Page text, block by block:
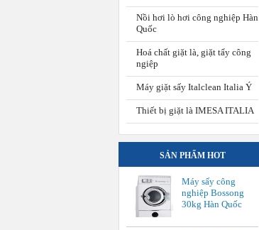
Nồi hơi lò hơi công nghiệp Hàn
Quốc
Hoá chất giặt là, giặt tẩy công
ngiệp
Máy giặt sấy Italclean Italia Ý
Thiết bị giặt là IMESA ITALIA
SẢN PHẨM HOT
Máy sấy công
nghiệp Bossong
30kg Hàn Quốc